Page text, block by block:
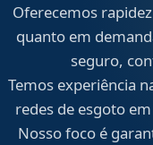
Oferecemos
quanto em
seguro,
Temos experiência
redes de esgoto
Nosso foco é